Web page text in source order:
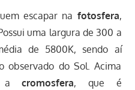
escapar na fotosfera,
uma largura de 300 a
de 5800K, sendo aí
observado do Sol. Acima
acromosfera, que é